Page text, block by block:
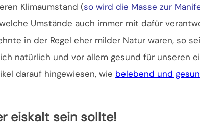
Klimaumstand (so wird die Masse zur
Umstände auch immer mit dafür
in der Regel eher milder Natur waren, so
natürlich und vor allem gesund für unseren
darauf hingewiesen, wie belebend und
eiskalt sein sollte!